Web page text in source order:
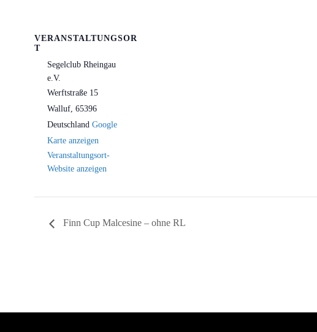
VERANSTALTUNGSOR
T
Segelclub Rheingau
e.V.
Werftstraße 15
Walluf, 65396
Deutschland Google
Karte anzeigen
Veranstaltungsort-
Website anzeigen
Finn Cup Malcesine – ohne RL